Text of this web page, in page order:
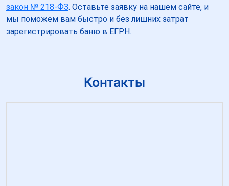
закон № 218-ФЗ. Оставьте заявку на нашем сайте, и
мы поможем вам быстро и без лишних затрат
зарегистрировать баню в ЕГРН.
Контакты